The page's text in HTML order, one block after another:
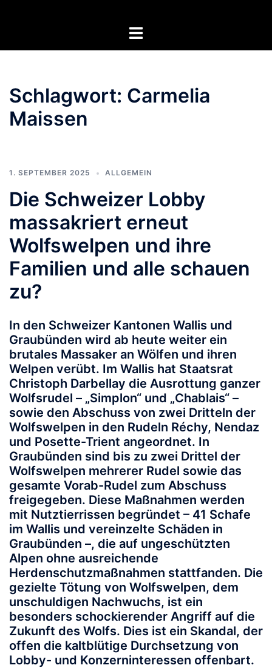
Menü
Schlagwort: Carmelia
Maissen
1. SEPTEMBER 2025 ALLGEMEIN
Die Schweizer Lobby
massakriert erneut
Wolfswelpen und ihre
Familien und alle schauen
zu?
In den Schweizer Kantonen Wallis und
Graubünden wird ab heute weiter ein
brutales Massaker an Wölfen und ihren
Welpen verübt. Im Wallis hat Staatsrat
Christoph Darbellay die Ausrottung ganzer
Wolfsrudel – „Simplon“ und „Chablais“ –
sowie den Abschuss von zwei Dritteln der
Wolfswelpen in den Rudeln Réchy, Nendaz
und Posette-Trient angeordnet. In
Graubünden sind bis zu zwei Drittel der
Wolfswelpen mehrerer Rudel sowie das
gesamte Vorab-Rudel zum Abschuss
freigegeben. Diese Maßnahmen werden
mit Nutztierrissen begründet – 41 Schafe
im Wallis und vereinzelte Schäden in
Graubünden –, die auf ungeschützten
Alpen ohne ausreichende
Herdenschutzmaßnahmen stattfanden. Die
gezielte Tötung von Wolfswelpen, dem
unschuldigen Nachwuchs, ist ein
besonders schockierender Angriff auf die
Zukunft des Wolfs. Dies ist ein Skandal, der
offen die kaltblütige Durchsetzung von
Lobby- und Konzerninteressen offenbart.